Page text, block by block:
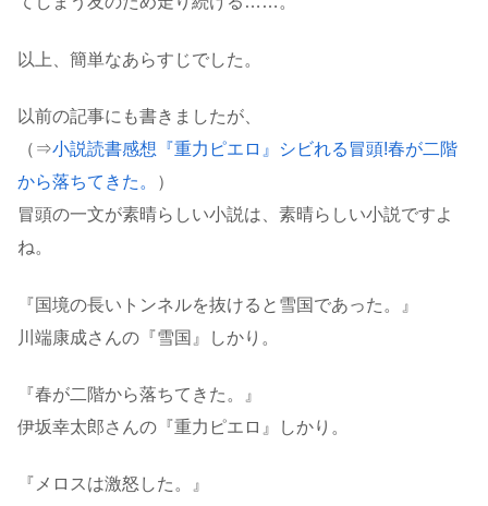
以上、簡単なあらすじでした。
以前の記事にも書きましたが、
（⇒小説読書感想『重力ピエロ』シビれる冒頭!春が二階
から落ちてきた。
）
冒頭の一文が素晴らしい小説は、素晴らしい小説ですよ
ね。
『国境の長いトンネルを抜けると雪国であった。』
川端康成さんの『雪国』しかり。
『春が二階から落ちてきた。』
伊坂幸太郎さんの『重力ピエロ』しかり。
『メロスは激怒した。』